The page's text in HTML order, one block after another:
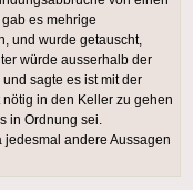
es mehrige
und wurde getauscht,
würde ausserhalb der
sagte es ist mit der
in den Keller zu gehen
in Ordnung sei.
jedesmal andere Aussagen